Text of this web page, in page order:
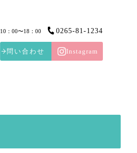
10：00〜18：00 0265-81-1234
問い合わせ Instagram